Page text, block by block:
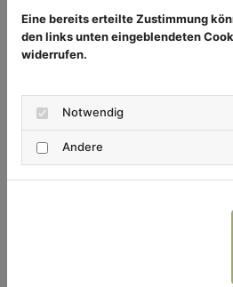
sicher aus Ihren
Eine bereits erteilte Zustimmung
den links unten eingeblendeten
widerrufen.
Notwendig
Andere